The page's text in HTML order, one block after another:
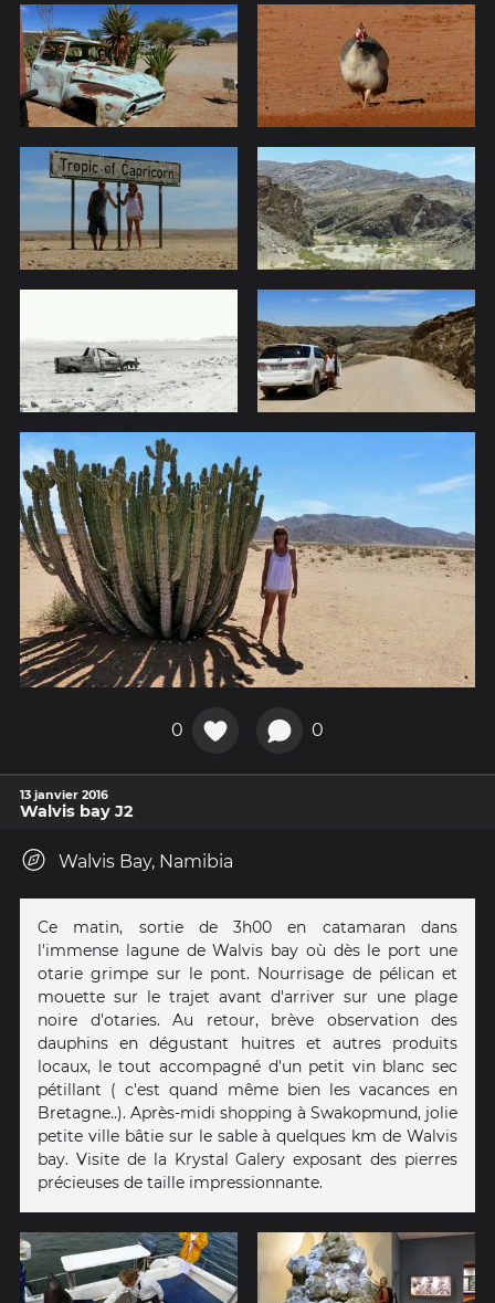
0 0
13 janvier 2016
Walvis bay J2
Walvis Bay, Namibia
Ce matin, sortie de 3h00 en catamaran dans
l'immense lagune de Walvis bay où dès le port une
otarie grimpe sur le pont. Nourrisage de pélican et
mouette sur le trajet avant d'arriver sur une plage
noire d'otaries. Au retour, brève observation des
dauphins en dégustant huitres et autres produits
locaux, le tout accompagné d'un petit vin blanc sec
pétillant ( c'est quand même bien les vacances en
Bretagne..). Après-midi shopping à Swakopmund, jolie
petite ville bâtie sur le sable à quelques km de Walvis
bay. Visite de la Krystal Galery exposant des pierres
précieuses de taille impressionnante.